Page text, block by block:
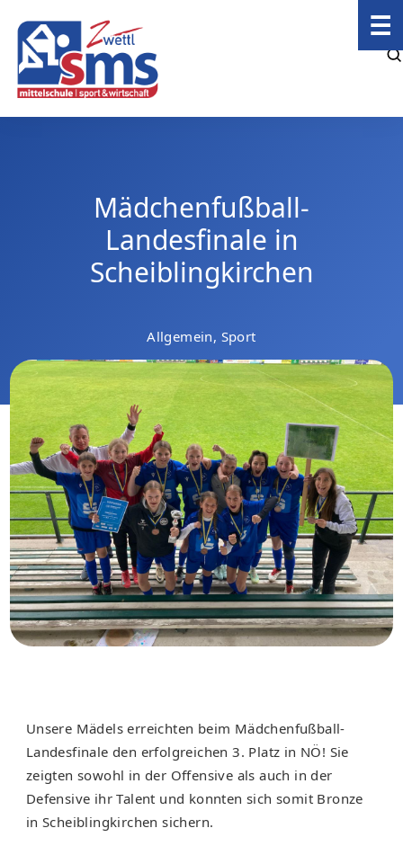
☰
Mädchenfußball-
Landesfinale in
Scheiblingkirchen
Allgemein, Sport
Unsere Mädels erreichten beim Mädchenfußball-
Landesfinale den erfolgreichen 3. Platz in NÖ! Sie
zeigten sowohl in der Offensive als auch in der
Defensive ihr Talent und konnten sich somit Bronze
in Scheiblingkirchen sichern.